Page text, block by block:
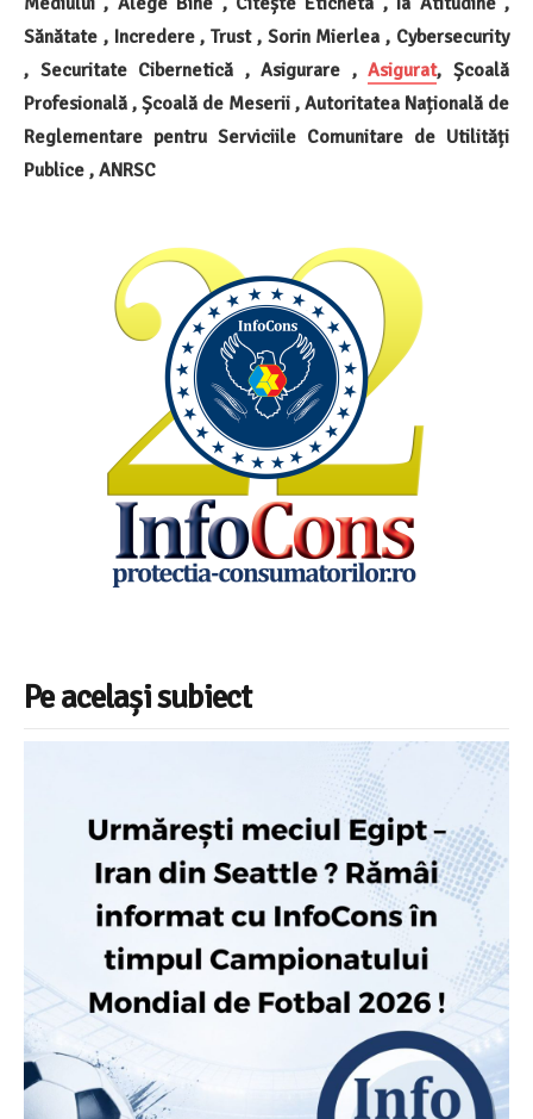
Sănătate , Incredere , Trust , Sorin Mierlea , Cybersecurity
, Securitate Cibernetică , Asigurare ,Asigurat, Școală
Profesională , Școală de Meserii , Autoritatea Națională de
Reglementare pentru Serviciile Comunitare de Utilități
Publice , ANRSC
Pe același subiect